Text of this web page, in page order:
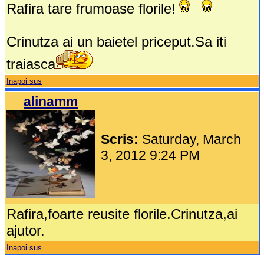
Rafira tare frumoase florile!
Crinutza ai un baietel priceput.Sa iti
traiasca
Inapoi sus
alinamm
Scris: Saturday, March
3, 2012 9:24 PM
Rafira,foarte reusite florile.Crinutza,ai
ajutor.
Inapoi sus